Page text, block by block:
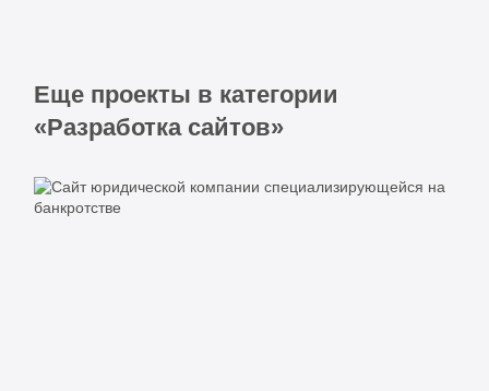
Еще проекты в категории
«Разработка сайтов»